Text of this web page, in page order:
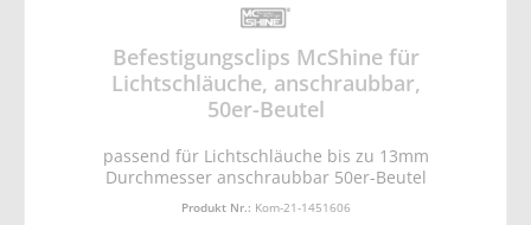
Befestigungsclips McShine für
Lichtschläuche, anschraubbar,
50er-Beutel
passend für Lichtschläuche bis zu 13mm
Durchmesser anschraubbar 50er-Beutel
Produkt Nr.: Kom-21-1451606